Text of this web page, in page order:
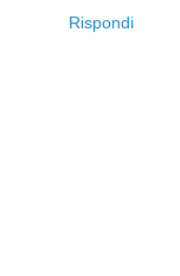
Rispondi